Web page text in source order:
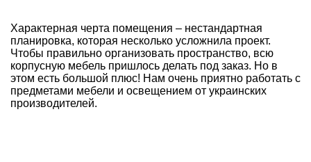
Характерная черта помещения – нестандартная
планировка, которая несколько усложнила проект.
Чтобы правильно организовать пространство, всю
корпусную мебель пришлось делать под заказ. Но в
этом есть большой плюс! Нам очень приятно работать с
предметами мебели и освещением от украинских
производителей.